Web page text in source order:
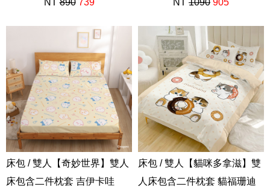
NT890 739 NT 1090 905
床包 / 雙人【奇妙世界】雙人
床包含二件枕套 吉伊卡哇
床包 / 雙人【貓咪多拿滋】雙
人床包含二件枕套 貓福珊迪